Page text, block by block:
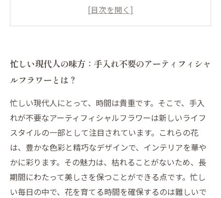
時間を有効活用する新しい生活様式の提案
心を癒す空間づくり：アーティフィシャルフラ
ワーの効果
手間いらずで楽しむ！アーティフィシャルフラ
ワーの活用法
新しいライフスタイルの実現：アーティフィシ
ャルフラワーの未来
忙しい現代人の味方：手入れ不要のアーティフィシャ
ルフラワーとは？
忙しい現代人にとって、時間は貴重です。そこで、手入
れが不要なアーティフィシャルフラワーは新しいライフ
スタイルの一部として注目されています。これらの花
は、豊かな色彩と精巧なデザインで、インテリアを華や
かに彩ります。その魅力は、枯れることがないため、長
期間にわたって美しさを保つことができる点です。忙し
い毎日の中で、花を育てる時間を確保するのは難しいで